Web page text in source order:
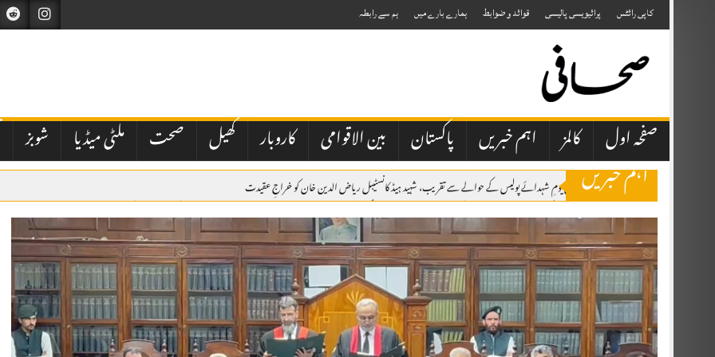
to
content
کاپی رائٹس پرائیویسی پالیسی قوائد و ضوابط ہمارے بارے میں ہم سے رابطہ
صفحہ اول کالمز اہم خبریں پاکستان بین الاقوامی کاروبار کھیل صحت ملٹی میڈیا شوبز
اہم خبریں
پشاور پریس کلب میں یومِ شہدائے پولیس کے حوالے سے تقریب، شہید ہیڈ کانسٹیبل ریاض الدین خان کو خراجِ عقیدت
مکہ مشترکہ دفاعی معاہدہ: پاکستان، سعودی عرب اور ترکی کا تاریخی دفاعی اتحاد قائم گھبرا کر بھارت نے اسرائیل سے بھی دفاعی تعاون بڑھانے کی درخواست کی ہے
پاکستان، سعودی عرب اور ترکی کے درمیان تاریخی مشترکہ دفاعی معاہدہ مکہ مکرمہ میں ولی عہد و وزیراعظم شہزادہ محمد بن سلمان کی میزبانی میں ہونے والے سربراہی اجلاس میں وزیراعظم
صحافتی تنظیمیں خود فیک نیوز اور پروپیگنڈا کرنے والوں کا احتساب کریں، عظمیٰ بخاری کراچی میں مبینہ پولیس اہلکاروں کی شہریوں سے بھتہ خوری کی ویڈیو وائرل، سخت کارروائی کا مطالبہ